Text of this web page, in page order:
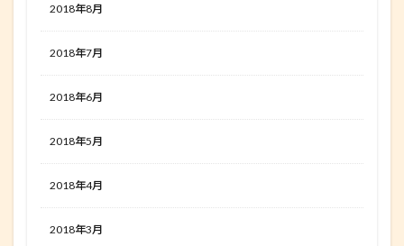
2018年8月
2018年7月
2018年6月
2018年5月
2018年4月
2018年3月